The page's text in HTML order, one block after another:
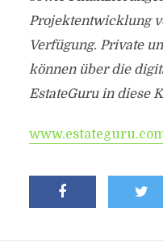
Projektentwicklung
Verfügung. Private
können über die
EstateGuru in diese